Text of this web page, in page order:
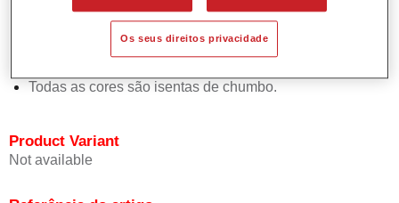
Promove tempos de secagem curtos.
Proporciona elevada opacidade.
Oferece uma excelente resistência do acabamento.
Todas as cores são isentas de chumbo.
Product Variant
Not available
Os seus direitos privacidade